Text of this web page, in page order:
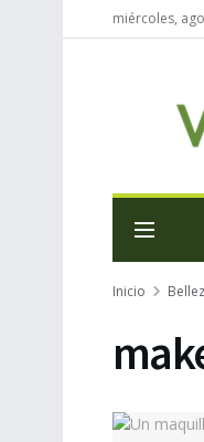
miércoles,
Inicio